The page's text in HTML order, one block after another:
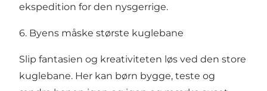
ekspedition for den nysgerrige.
6. Byens måske største kuglebane
Slip fantasien og kreativiteten løs ved den store
kuglebane. Her kan børn bygge, teste og